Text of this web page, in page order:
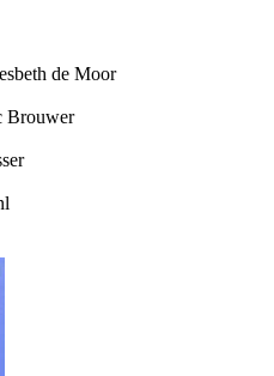
de Moor
Brouwer